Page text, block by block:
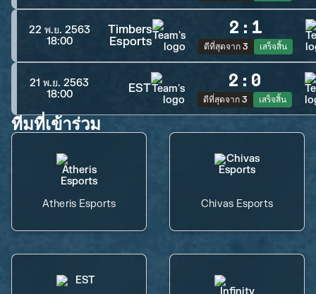
22 พ.ย. 2563
18:00
Timbers
Esports
2 : 1
ดีที่สุดจาก 3 เสร็จสิ้น
21 พ.ย. 2563
18:00
EST 2 : 0
ดีที่สุดจาก 3 เสร็จสิ้น
ทีมที่เข้าร่วม
Atheris Esports Chivas Esports